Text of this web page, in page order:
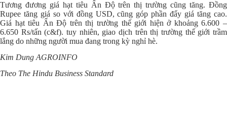
Tương đương giá hạt tiêu Ấn Độ trên thị trường cũng tăng. Đồng
Rupee tăng giá so với đồng USD, cũng góp phần đẩy giá tăng cao.
Giá hạt tiêu Ấn Độ trên thị trường thế giới hiện ở khoảng 6.600 –
6.650 Rs/tấn (c&f). tuy nhiên, giao dịch trên thị trường thế giới trầm
lắng do những người mua đang trong kỳ nghỉ hè.
Kim Dung AGROINFO
Theo The Hindu Business Standard